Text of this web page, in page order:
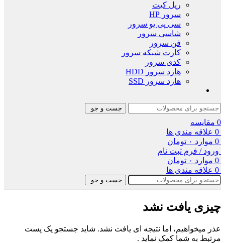
ریل کیت
سرور HP
سی پی یو سرور
شاسی سرور
فن سرور
کارت شبکه سرور
کدی سرور
هارد سرور HDD
هارد سرور SSD
جست و جو
0 مقایسه
0 علاقه مندی ها
0 موارد ۰ تومان
ورود / فرم ثبت نام
0 موارد ۰ تومان
0 علاقه مندی ها
جست و جو
چیزی یافت نشد
عذر میخواهیم، اما نتیجه ای یافت نشد. شاید جستجو یک پست
مرتبط به شما کمک نماید .